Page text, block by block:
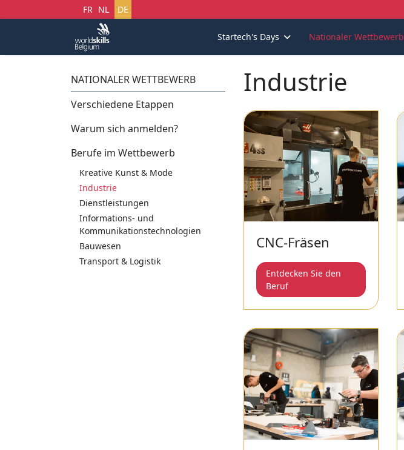
Sprache auswählen
FR NL DE
Startech's Days Nationaler Wettbewerb
NATIONALER WETTBEWERB
Verschiedene Etappen
Warum sich anmelden?
Berufe im Wettbewerb
Kreative Kunst & Mode
Industrie
Dienstleistungen
Informations- und
Kommunikationstechnologien
Bauwesen
Transport & Logistik
Industrie
CNC-Fräsen
Entdecken Sie den
Beruf